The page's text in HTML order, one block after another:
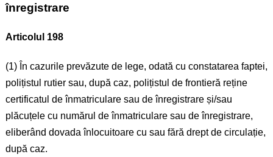
înregistrare
Articolul 198
(1) În cazurile prevăzute de lege, odată cu constatarea faptei,
polițistul rutier sau, după caz, polițistul de frontieră reține
certificatul de înmatriculare sau de înregistrare și/sau
plăcuțele cu numărul de înmatriculare sau de înregistrare,
eliberând dovada înlocuitoare cu sau fără drept de circulație,
după caz.